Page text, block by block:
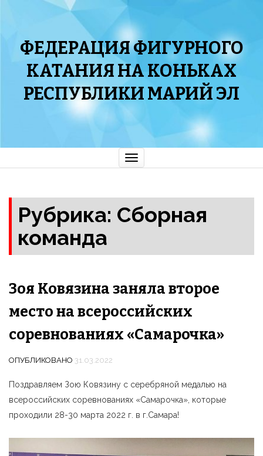
ФЕДЕРАЦИЯ ФИГУРНОГО
КАТАНИЯ НА КОНЬКАХ
РЕСПУБЛИКИ МАРИЙ ЭЛ
Показать/
Скрыть
Рубрика: Сборная
команда
Зоя Ковязина заняла второе
место на всероссийских
соревнованиях «Самарочка»
ОПУБЛИКОВАНО 31.03.2022
Поздравляем Зою Ковязину с серебряной медалью на
всероссийских соревнованиях «Самарочка», которые
проходили 28-30 марта 2022 г. в г.Самара!